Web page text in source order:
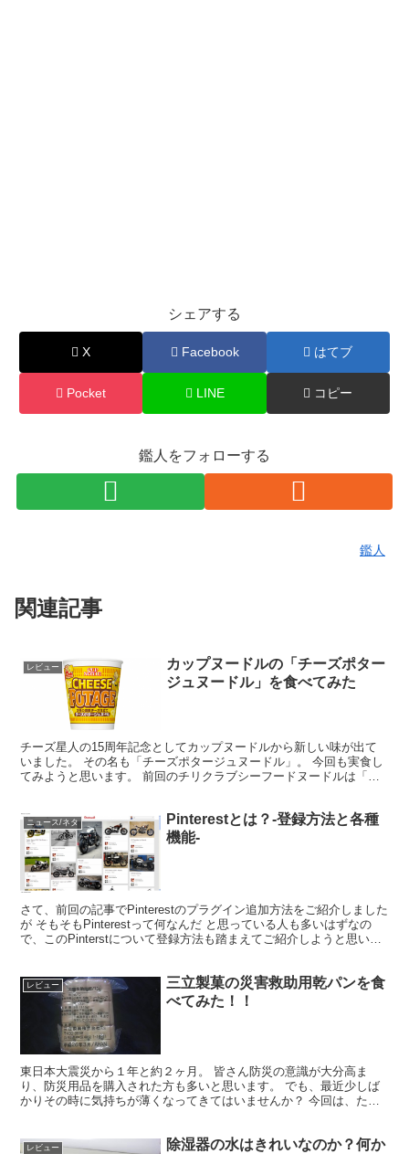
シェアする
X Facebook はてブ
Pocket LINE コピー
鑑人をフォローする
鑑人
関連記事
レビュー
カップヌードルの「チーズポター
ジュヌードル」を食べてみた
チーズ星人の15周年記念としてカップヌードルから新しい味が出て
いました。 その名も「チーズポタージュヌードル」。 今回も実食し
てみようと思います。 前回のチリクラブシーフードヌードルは「Ｂ
ニュース/ネタ
Pinterestとは？-登録方法と各種
機能-
さて、前回の記事でPinterestのプラグイン追加方法をご紹介しました
が そもそもPinterestって何なんだ と思っている人も多いはずなの
で、このPinterstについて登録方法も踏まえてご紹介しようと思いま
レビュー
三立製菓の災害救助用乾パンを食
べてみた！！
東日本大震災から１年と約２ヶ月。 皆さん防災の意識が大分高ま
り、防災用品を購入された方も多いと思います。 でも、最近少しば
かりその時に気持ちが薄くなってきてはいませんか？ 今回は、たま
レビュー
除湿器の水はきれいなのか？何か